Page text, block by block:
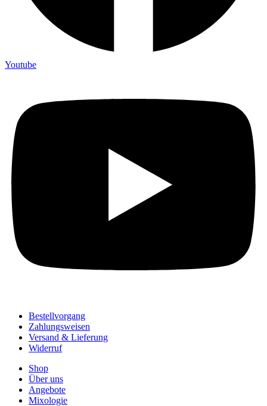
Youtube
Bestellvorgang
Zahlungsweisen
Versand & Lieferung
Widerruf
Shop
Über uns
Angebote
Mixologie